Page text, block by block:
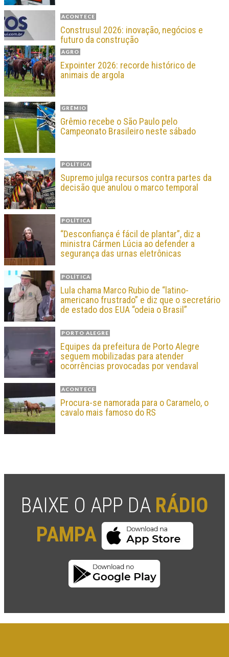
ACONTECE
Construsul 2026: inovação, negócios e
futuro da construção
AGRO
Expointer 2026: recorde histórico de
animais de argola
GRÊMIO
Grêmio recebe o São Paulo pelo
Campeonato Brasileiro neste sábado
POLÍTICA
Supremo julga recursos contra partes da
decisão que anulou o marco temporal
POLÍTICA
“Desconfiança é fácil de plantar”, diz a
ministra Cármen Lúcia ao defender a
segurança das urnas eletrônicas
POLÍTICA
Lula chama Marco Rubio de “latino-
americano frustrado” e diz que o secretário
de estado dos EUA “odeia o Brasil”
PORTO ALEGRE
Equipes da prefeitura de Porto Alegre
seguem mobilizadas para atender
ocorrências provocadas por vendaval
ACONTECE
Procura-se namorada para o Caramelo, o
cavalo mais famoso do RS
BAIXE O APP DA RÁDIO
PAMPA